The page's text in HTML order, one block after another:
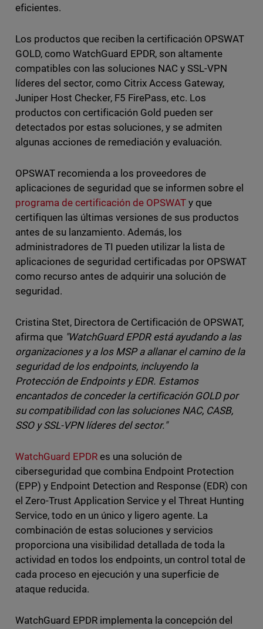
eficientes.
Los productos que reciben la certificación OPSWAT
GOLD, como WatchGuard EPDR, son altamente
compatibles con las soluciones NAC y SSL-VPN
líderes del sector, como Citrix Access Gateway,
Juniper Host Checker, F5 FirePass, etc. Los
productos con certificación Gold pueden ser
detectados por estas soluciones, y se admiten
algunas acciones de remediación y evaluación.
OPSWAT recomienda a los proveedores de
aplicaciones de seguridad que se informen sobre el
programa de certificación de OPSWAT y que
certifiquen las últimas versiones de sus productos
antes de su lanzamiento. Además, los
administradores de TI pueden utilizar la lista de
aplicaciones de seguridad certificadas por OPSWAT
como recurso antes de adquirir una solución de
seguridad.
Cristina Stet, Directora de Certificación de OPSWAT,
afirma que "WatchGuard EPDR está ayudando a las
organizaciones y a los MSP a allanar el camino de la
seguridad de los endpoints, incluyendo la
Protección de Endpoints y EDR. Estamos
encantados de conceder la certificación GOLD por
su compatibilidad con las soluciones NAC, CASB,
SSO y SSL-VPN líderes del sector."
WatchGuard EPDRes una solución de
ciberseguridad que combina Endpoint Protection
(EPP) y Endpoint Detection and Response (EDR) con
el Zero-Trust Application Service y el Threat Hunting
Service, todo en un único y ligero agente. La
combinación de estas soluciones y servicios
proporciona una visibilidad detallada de toda la
actividad en todos los endpoints, un control total de
cada proceso en ejecución y una superficie de
ataque reducida.
WatchGuard EPDR implementa la concepción del